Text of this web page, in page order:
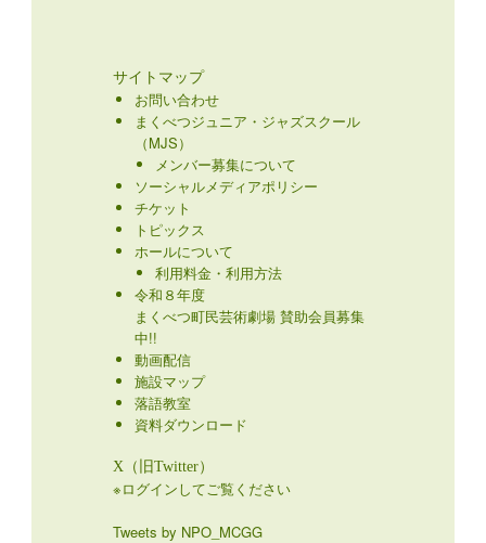
サイトマップ
お問い合わせ
まくべつジュニア・ジャズスクール
（MJS）
メンバー募集について
ソーシャルメディアポリシー
チケット
トピックス
ホールについて
利用料金・利用方法
令和８年度
まくべつ町民芸術劇場 賛助会員募集
中!!
動画配信
施設マップ
落語教室
資料ダウンロード
X（旧Twitter）
※ログインしてご覧ください
Tweets by NPO_MCGG